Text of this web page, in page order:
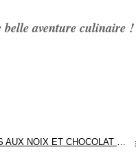
belle aventure culinaire !
TARTELETTES AUX NOIX ET CHOCOLAT NOIR